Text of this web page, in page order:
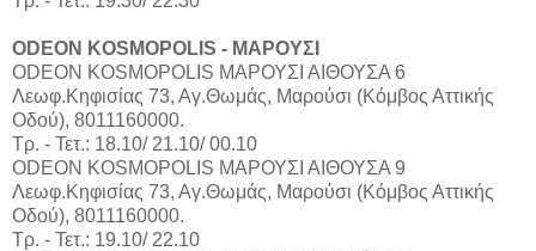
ODEON KOSMOPOLIS - ΜΑΡΟΥΣΙ
ODEON KOSMOPOLIS ΜΑΡΟΥΣΙ ΑΙΘΟΥΣΑ 6
Λεωφ.Κηφισίας 73, Αγ.Θωμάς, Μαρούσι (Κόμβος Αττικής
Οδού), 8011160000.
Τρ. - Τετ.: 18.10/ 21.10/ 00.10
ODEON KOSMOPOLIS ΜΑΡΟΥΣΙ ΑΙΘΟΥΣΑ 9
Λεωφ.Κηφισίας 73, Αγ.Θωμάς, Μαρούσι (Κόμβος Αττικής
Οδού), 8011160000.
Τρ. - Τετ.: 19.10/ 22.10